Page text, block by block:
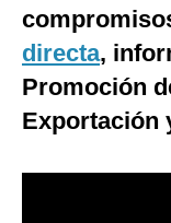
Tecnología
Mix
directa,
Promoción
Exportación